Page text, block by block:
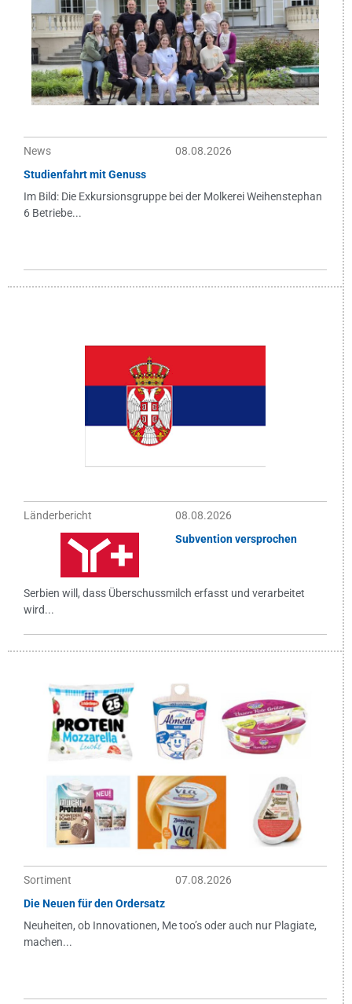
News
08.08.2026
Studienfahrt mit Genuss
Im Bild: Die Exkursionsgruppe bei der Molkerei Weihenstephan
6 Betriebe...
Länderbericht
08.08.2026
Subvention versprochen
Serbien will, dass Überschussmilch erfasst und verarbeitet
wird...
Sortiment
07.08.2026
Die Neuen für den Ordersatz
Neuheiten, ob Innovationen, Me too’s oder auch nur Plagiate,
machen...